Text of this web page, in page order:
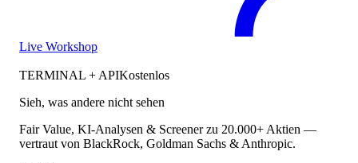
Live Workshop
TERMINAL + APIKostenlos
Sieh, was andere nicht sehen
Fair Value, KI-Analysen & Screener zu 20.000+ Aktien —
vertraut von BlackRock, Goldman Sachs & Anthropic.